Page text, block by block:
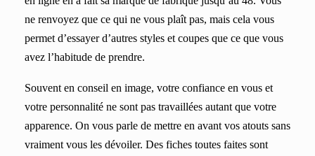
ne renvoyez que ce qui ne vous plaît pas, mais cela vous
permet d’essayer d’autres styles et coupes que ce que vous
avez l’habitude de prendre.
Souvent en conseil en image, votre confiance en vous et
votre personnalité ne sont pas travaillées autant que votre
apparence. On vous parle de mettre en avant vos atouts sans
vraiment vous les dévoiler. Des fiches toutes faites sont